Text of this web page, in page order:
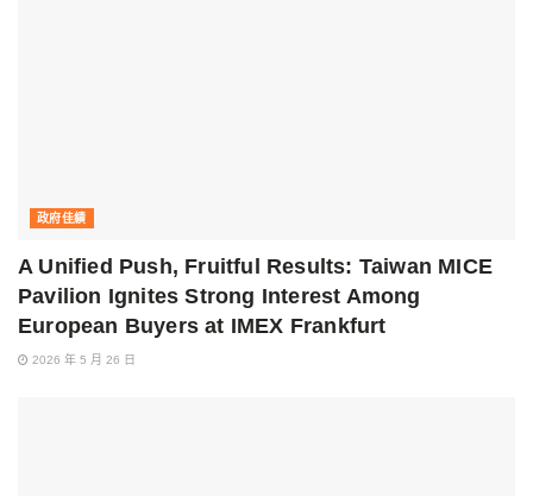
政府佳績
A Unified Push, Fruitful Results: Taiwan MICE
Pavilion Ignites Strong Interest Among
European Buyers at IMEX Frankfurt
2026 年 5 月 26 日